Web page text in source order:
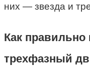
них — звезда и
Как
трехфазный